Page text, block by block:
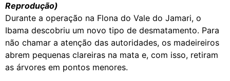
Reprodução)
Durante a operação na Flona do Vale do Jamari, o
Ibama descobriu um novo tipo de desmatamento. Para
não chamar a atenção das autoridades, os madeireiros
abrem pequenas clareiras na mata e, com isso, retiram
as árvores em pontos menores.